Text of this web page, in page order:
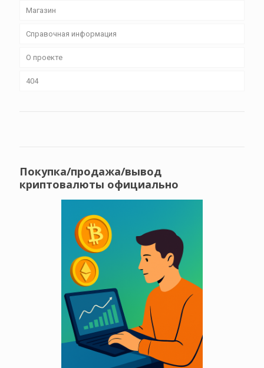
Магазин
Справочная информация
О проекте
404
Покупка/продажа/вывод
криптовалюты официально